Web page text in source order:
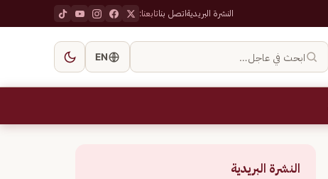
النشرة البريديةاتصل بناتابعنا:
ابحث في عاجل… EN
النشرة البريدية